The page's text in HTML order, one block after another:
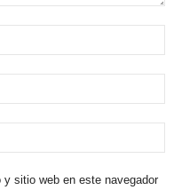
sitio web en este navegador